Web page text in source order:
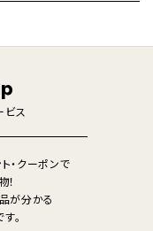
生活家電
ビス
・クーポンで
！
が分かる
。